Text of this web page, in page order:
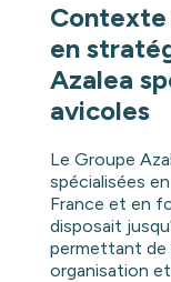
en
Azalea
avicoles
Le Groupe
spécialisées
France et en
disposait
permettant de
organisation